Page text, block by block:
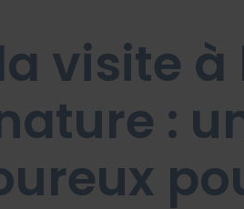
visite à
: